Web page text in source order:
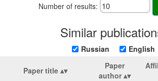
Number of results:
Similar
Russian English
Paper title
Paper
author